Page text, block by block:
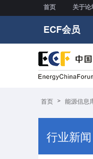
首页 关于论
ECF会员
首页 能源信息
行业新闻